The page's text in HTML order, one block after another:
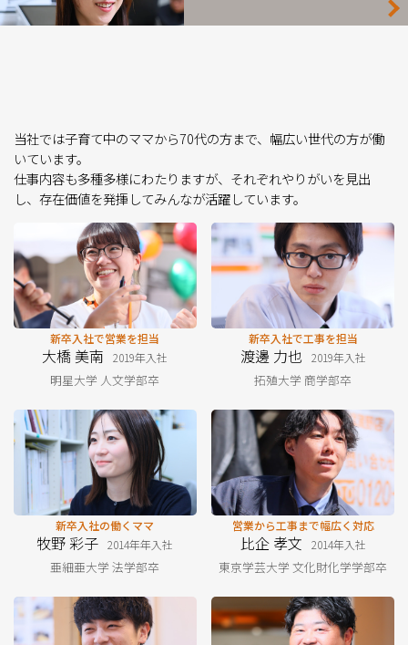
当社では子育て中のママから70代の方まで、幅広い世代の方が働
いています。
仕事内容も多種多様にわたりますが、それぞれやりがいを見出
し、存在価値を発揮してみんなが活躍しています。
新卒⼊社で営業を担当
大橋 美南 2019年入社
明星大学 人文学部卒
新卒⼊社で⼯事を担当
渡邊 力也 2019年入社
拓殖大学 商学部卒
新卒⼊社の働くママ
牧野 彩子 2014年年入社
亜細亜大学 法学部卒
営業から⼯事まで幅広く対応
比企 孝文 2014年入社
東京学芸大学 文化財化学学部卒